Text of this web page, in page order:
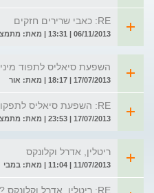
RE: כאבי שרירים חזקים
06/11/2013 | 13:31 | מאת: מתמצא
השפעת סיאליס לתפוד מיני
17/07/2013 | 18:17 | מאת: אור
RE: השפעת סיאליס לתפקוד מיני
17/07/2013 | 23:53 | מאת: מתמצא
ריטלין, אדרל וקלונקס
11/07/2013 | 11:04 | מאת: במבי
RE: ריטלין, אדרל וקלונקס ??? (לת)